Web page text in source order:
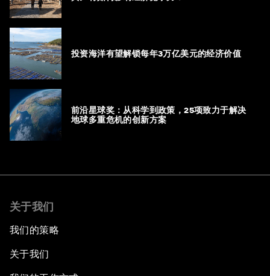
投资海洋有望解锁每年3万亿美元的经济价值
前沿星球奖：从科学到政策，25项致力于解决
地球多重危机的创新方案
关于我们
我们的策略
关于我们